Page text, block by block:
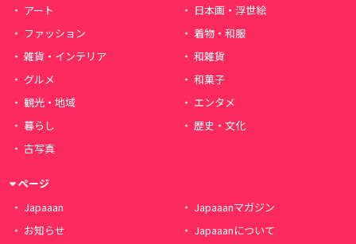
アート
日本画・浮世絵
ファッション
着物・和服
雑貨・インテリア
和雑貨
グルメ
和菓子
観光・地域
エンタメ
暮らし
歴史・文化
古写真
ページ
Japaaan
Japaaanマガジン
お知らせ
Japaaanについて